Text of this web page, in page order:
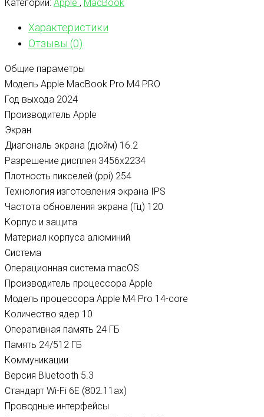
Категории: Apple , MacBook
Характеристики
Отзывы (0)
Общие параметры
Модель Apple MacBook Pro M4 PRO
Год выхода 2024
Производитель Apple
Экран
Диагональ экрана (дюйм) 16.2
Разрешение дисплея 3456x2234
Плотность пикселей (ppi) 254
Технология изготовления экрана IPS
Частота обновления экрана (Гц) 120
Корпус и защита
Материал корпуса алюминий
Система
Операционная система macOS
Производитель процессора Apple
Модель процессора Apple M4 Pro 14-core
Количество ядер 10
Оперативная память 24 ГБ
Память 24/512 ГБ
Коммуникации
Версия Bluetooth 5.3
Стандарт Wi-Fi 6E (802.11ax)
Проводные интерфейсы